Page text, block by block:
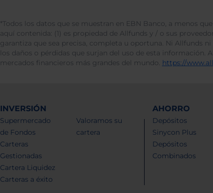
*Todos los datos que se muestran en EBN Banco, a menos
aquí contenida: (1) es propiedad de Allfunds y / o sus
garantiza que sea precisa, completa u oportuna. Ni Allfunds
los daños o pérdidas que surjan del uso de esta información.
mercados financieros más grandes del mundo. https://
INVERSIÓN
Supermercado
de Fondos
Carteras
Gestionadas
Cartera Liquidez
Carteras a éxito
Valoramos su
cartera
AHORRO
Depósitos
Sinycon Plus
Depósitos
Combinados